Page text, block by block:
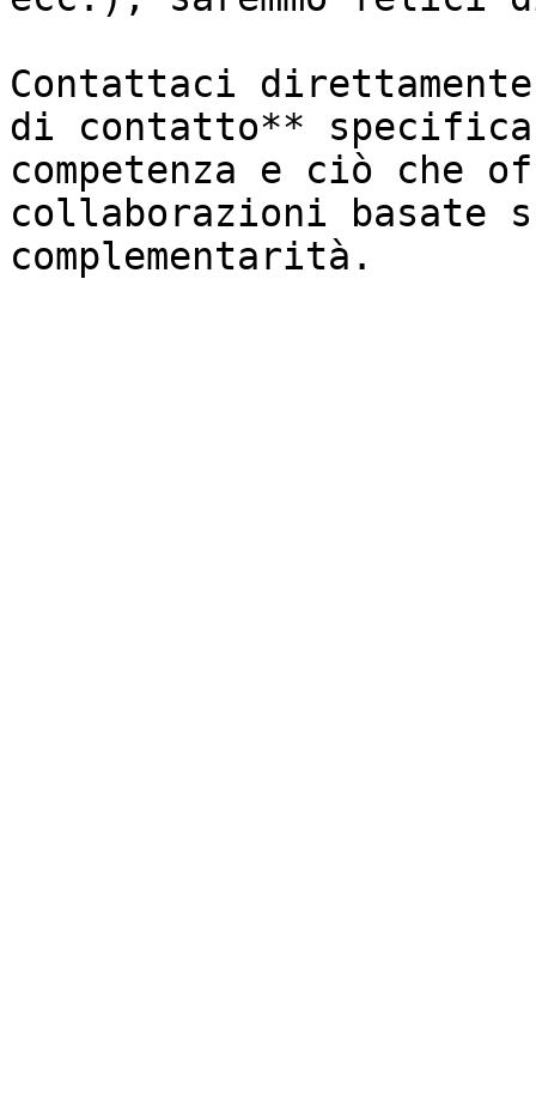
Contattaci
di contatto**
competenza e ciò
collaborazioni basate